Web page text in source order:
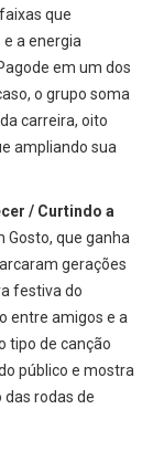
que
a energia
em um dos
o grupo soma
carreira, oito
ampliando sua
/ Curtindo a
Gosto, que ganha
gerações
festiva do
entre amigos e a
tipo de canção
público e mostra
rodas de